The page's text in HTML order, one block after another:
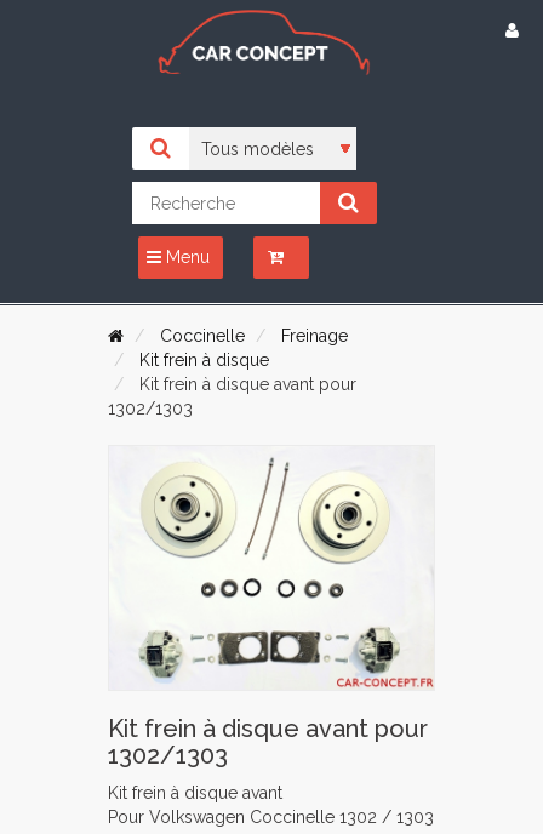
Menu
Coccinelle
Freinage
Kit frein à disque
Kit frein à disque avant pour
1302/1303
Kit frein à disque avant pour
1302/1303
Kit frein à disque avant
Pour Volkswagen Coccinelle 1302 / 1303